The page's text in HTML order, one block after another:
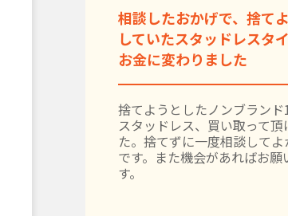
相談したおかげで、捨て
していたスタッドレスタ
お金に変わりました
捨てようとしたノンブラン
スタッドレス、買い取って頂
た。捨てずに一度相談してよ
です。また機会があればお願
す。